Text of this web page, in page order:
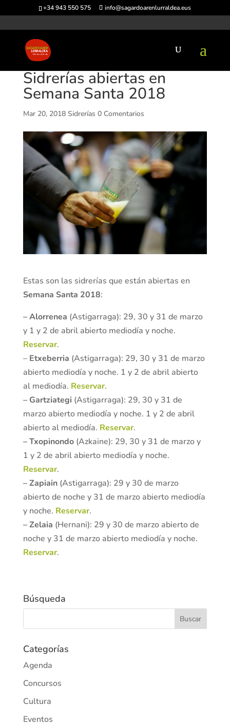
+34 943 550 575 info@sagardoarenlurraldea.eus
Sidrerías abiertas en
Semana Santa 2018
Mar 20, 2018 Sidrerías 0 Comentarios
Estas son las sidrerías que están abiertas en
Semana Santa 2018:
– Alorrenea (Astigarraga): 29, 30 y 31 de marzo
y 1 y 2 de abril abierto mediodía y noche.
Reservar.
–Etxeberria (Astigarraga): 29, 30 y 31 de marzo
abierto mediodía y noche. 1 y 2 de abril abierto
al mediodía. Reservar.
– Gartziategi (Astigarraga): 29, 30 y 31 de
marzo abierto mediodía y noche. 1 y 2 de abril
abierto al mediodía. Reservar.
– Txopinondo (Azkaine): 29, 30 y 31 de marzo y
1 y 2 de abril abierto mediodía y noche.
Reservar.
– Zapiain (Astigarraga): 29 y 30 de marzo
abierto de noche y 31 de marzo abierto mediodía
y noche. Reservar.
– Zelaia (Hernani): 29 y 30 de marzo abierto de
noche y 31 de marzo abierto mediodía y noche.
Reservar.
Búsqueda
Categorías
Agenda
Concursos
Cultura
Eventos